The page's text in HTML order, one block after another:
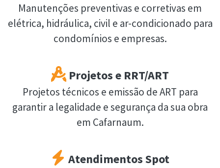
Manutenções preventivas e corretivas em
elétrica, hidráulica, civil e ar-condicionado para
condomínios e empresas.
Projetos e RRT/ART
Projetos técnicos e emissão de ART para
garantir a legalidade e segurança da sua obra
em Cafarnaum.
Atendimentos Spot